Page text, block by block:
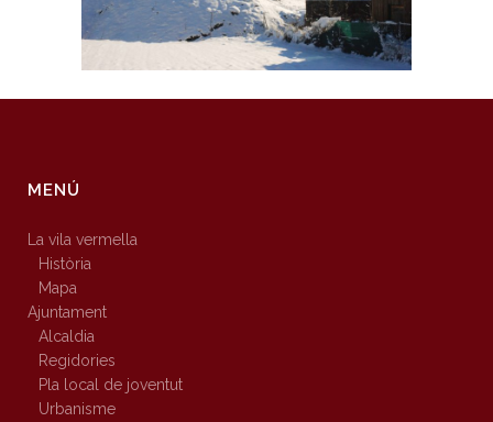
MENÚ
La vila vermella
Història
Mapa
Ajuntament
Alcaldia
Regidories
Pla local de joventut
Urbanisme